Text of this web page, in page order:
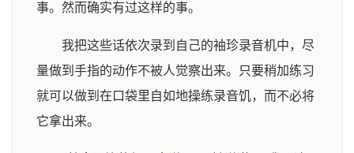
事。然而确实有过这样的事。
我把这些话依次录到自己的袖珍录音机中，尽
量做到手指的动作不被人觉察出来。只要稍加练习
就可以做到在口袋里自如地操练录音饥，而不必将
它拿出来。